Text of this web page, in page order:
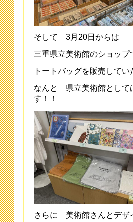
令和６年度入
2023年8月25日
第32回 公開
2023年6月14日
教育ボランテ
2023年5月11日
保健関係書類
2023年4月14日
研究中間報告
2023年3月20日
そして 3月20日からは
三重県立美術館のショップ
トートバッグを販売して
なんと 県立美術館として
す！！
さらに 美術館さんとデザ